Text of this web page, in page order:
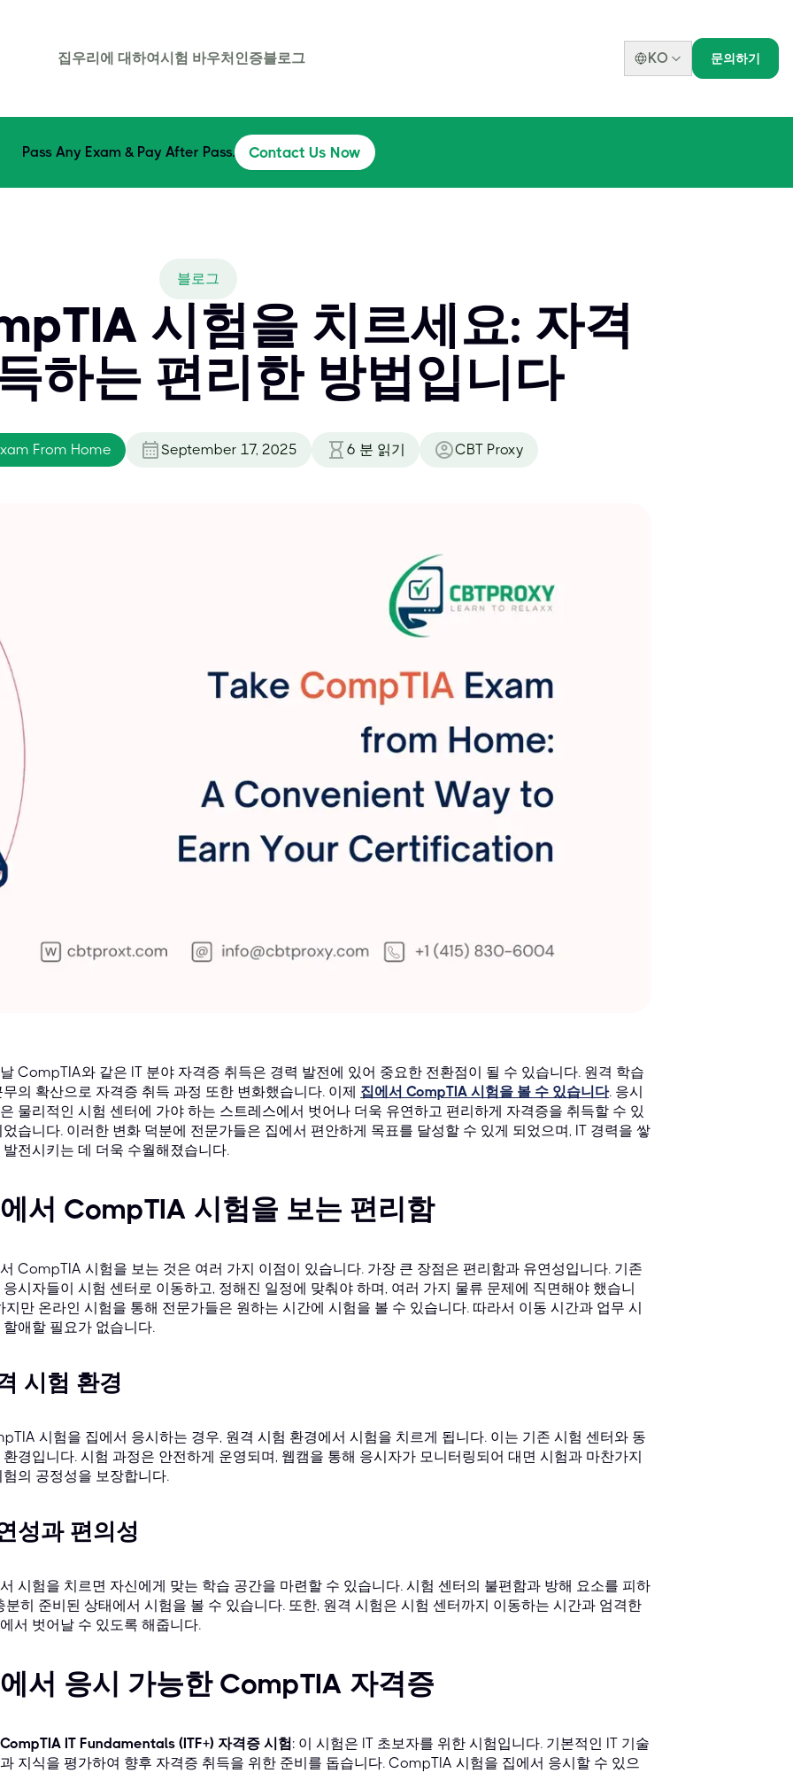
집우리에 대하여시험 바우처 인증블로그 KO 문의하기
Pass Any Exam & Pay After Pass. Contact Us Now
블로그
시험을 치르세요: 자격
하는 편리한 방법입니다
From Home September 17, 2025 6 분 읽기 CBT Proxy
CompTIA와 같은 IT 분야 자격증 취득은 경력 발전에 있어 중요한 전환점이 될 수 있습니다. 원격 학습
의 확산으로 자격증 취득 과정 또한 변화했습니다. 이제 집에서 CompTIA 시험을 볼 수 있습니다. 응시
물리적인 시험 센터에 가야 하는 스트레스에서 벗어나 더욱 유연하고 편리하게 자격증을 취득할 수 있
었습니다. 이러한 변화 덕분에 전문가들은 집에서 편안하게 목표를 달성할 수 있게 되었으며, IT 경력을 쌓
발전시키는 데 더욱 수월해졌습니다.
서 CompTIA 시험을 보는 편리함
CompTIA 시험을 보는 것은 여러 가지 이점이 있습니다. 가장 큰 장점은 편리함과 유연성입니다. 기존
응시자들이 시험 센터로 이동하고, 정해진 일정에 맞춰야 하며, 여러 가지 물류 문제에 직면해야 했습니
지만 온라인 시험을 통해 전문가들은 원하는 시간에 시험을 볼 수 있습니다. 따라서 이동 시간과 업무 시
할애할 필요가 없습니다.
시험 환경
시험을 집에서 응시하는 경우, 원격 시험 환경에서 시험을 치르게 됩니다. 이는 기존 시험 센터와 동
환경입니다. 시험 과정은 안전하게 운영되며, 웹캠을 통해 응시자가 모니터링되어 대면 시험과 마찬가지
험의 공정성을 보장합니다.
성과 편의성
시험을 치르면 자신에게 맞는 학습 공간을 마련할 수 있습니다. 시험 센터의 불편함과 방해 요소를 피하
분히 준비된 상태에서 시험을 볼 수 있습니다. 또한, 원격 시험은 시험 센터까지 이동하는 시간과 엄격한
서 벗어날 수 있도록 해줍니다.
서 응시 가능한 CompTIA 자격증
CompTIA IT Fundamentals (ITF+) 자격증 시험 : 이 시험은 IT 초보자를 위한 시험입니다. 기본적인 IT 기술
과 지식을 평가하여 향후 자격증 취득을 위한 준비를 돕습니다. CompTIA 시험을 집에서 응시할 수 있으